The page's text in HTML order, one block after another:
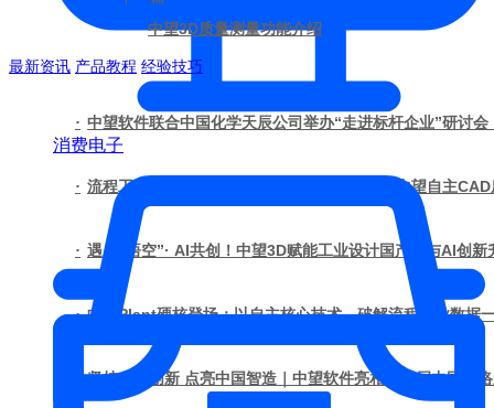
消费电子
中望3D质量测量功能介绍
最新资讯 产品教程 经验技巧
· 中望软件联合中国化学天辰公司举办“走进标杆企业”研讨
· 流程工厂国产数字化设计交流会在天津召开，中望自主
· 遇见“悟空”· AI共创！中望3D赋能工业设计国产化与AI创新
· 中望Plant硬核登场：以自主核心技术，破解流程工业数据
坚持自主创新 点亮中国智造｜中望软件亮相第十届中国网